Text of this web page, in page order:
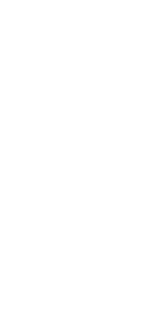
mức mong muốn,